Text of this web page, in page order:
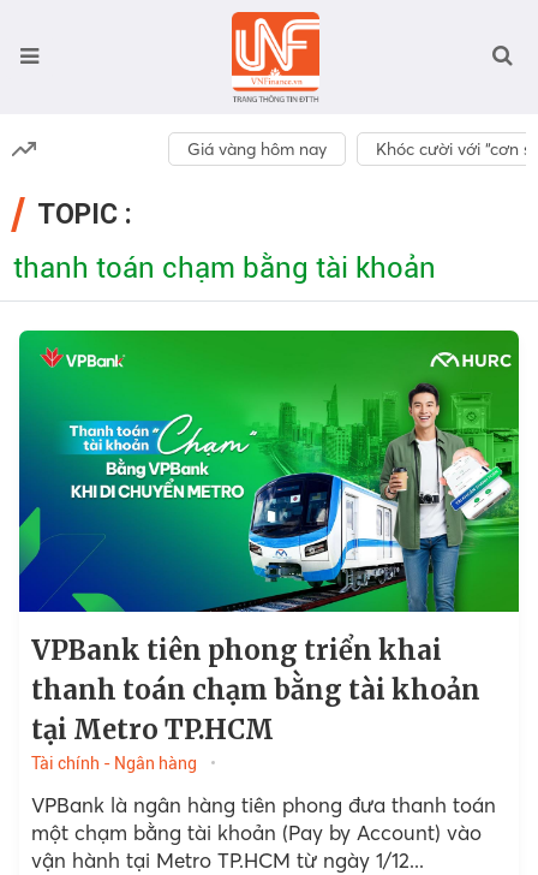
Giá vàng hôm nay Khóc cười với “cơn
TOPIC :
thanh toán chạm bằng tài khoản
VPBank tiên phong triển khai
thanh toán chạm bằng tài khoản
tại Metro TP.HCM
Tài chính - Ngân hàng
VPBank là ngân hàng tiên phong đưa thanh toán
một chạm bằng tài khoản (Pay by Account) vào
vận hành tại Metro TP.HCM từ ngày 1/12...